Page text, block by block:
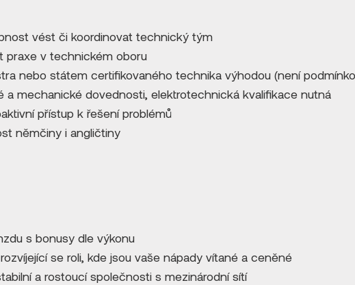
vést či koordinovat technický tým
praxe v technickém oboru
nebo státem certifikovaného technika výhodou (není
a mechanické dovednosti, elektrotechnická kvalifikace nutná
přístup k řešení problémů
němčiny i angličtiny
s bonusy dle výkonu
se roli, kde jsou vaše nápady vítané a ceněné
a rostoucí společnosti s mezinárodní sítí